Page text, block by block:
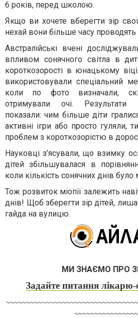
6 років, перед школою.
Якщо ви хочете вберегти зір
нехай вони більше часу проводять
Австралійські вчені
впливом сонячного світла в
короткозорості в юнацькому
використовували спеціальний
коли по фото визначали,
отримували очі. Результати
показали: чим більше діти
активні ігри або просто
проблем з короткозорістю в
Науковці з’ясували, що взимку
дітей збільшувалася в
коли кількість сонячних днів
Тож розвиток міопії залежить
днів! Щоб зберегти зір дітей,
гайда на вулицю.
МИ ЗНАЄМО ПРО
Задайте питання